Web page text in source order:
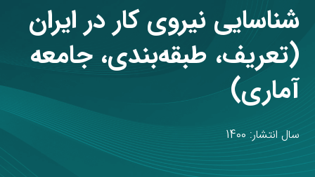
شناسایی نیروی کار در ایران
(تعریف، طبقه‌بندی، جامعه
آماری)
سال انتشار: 1400